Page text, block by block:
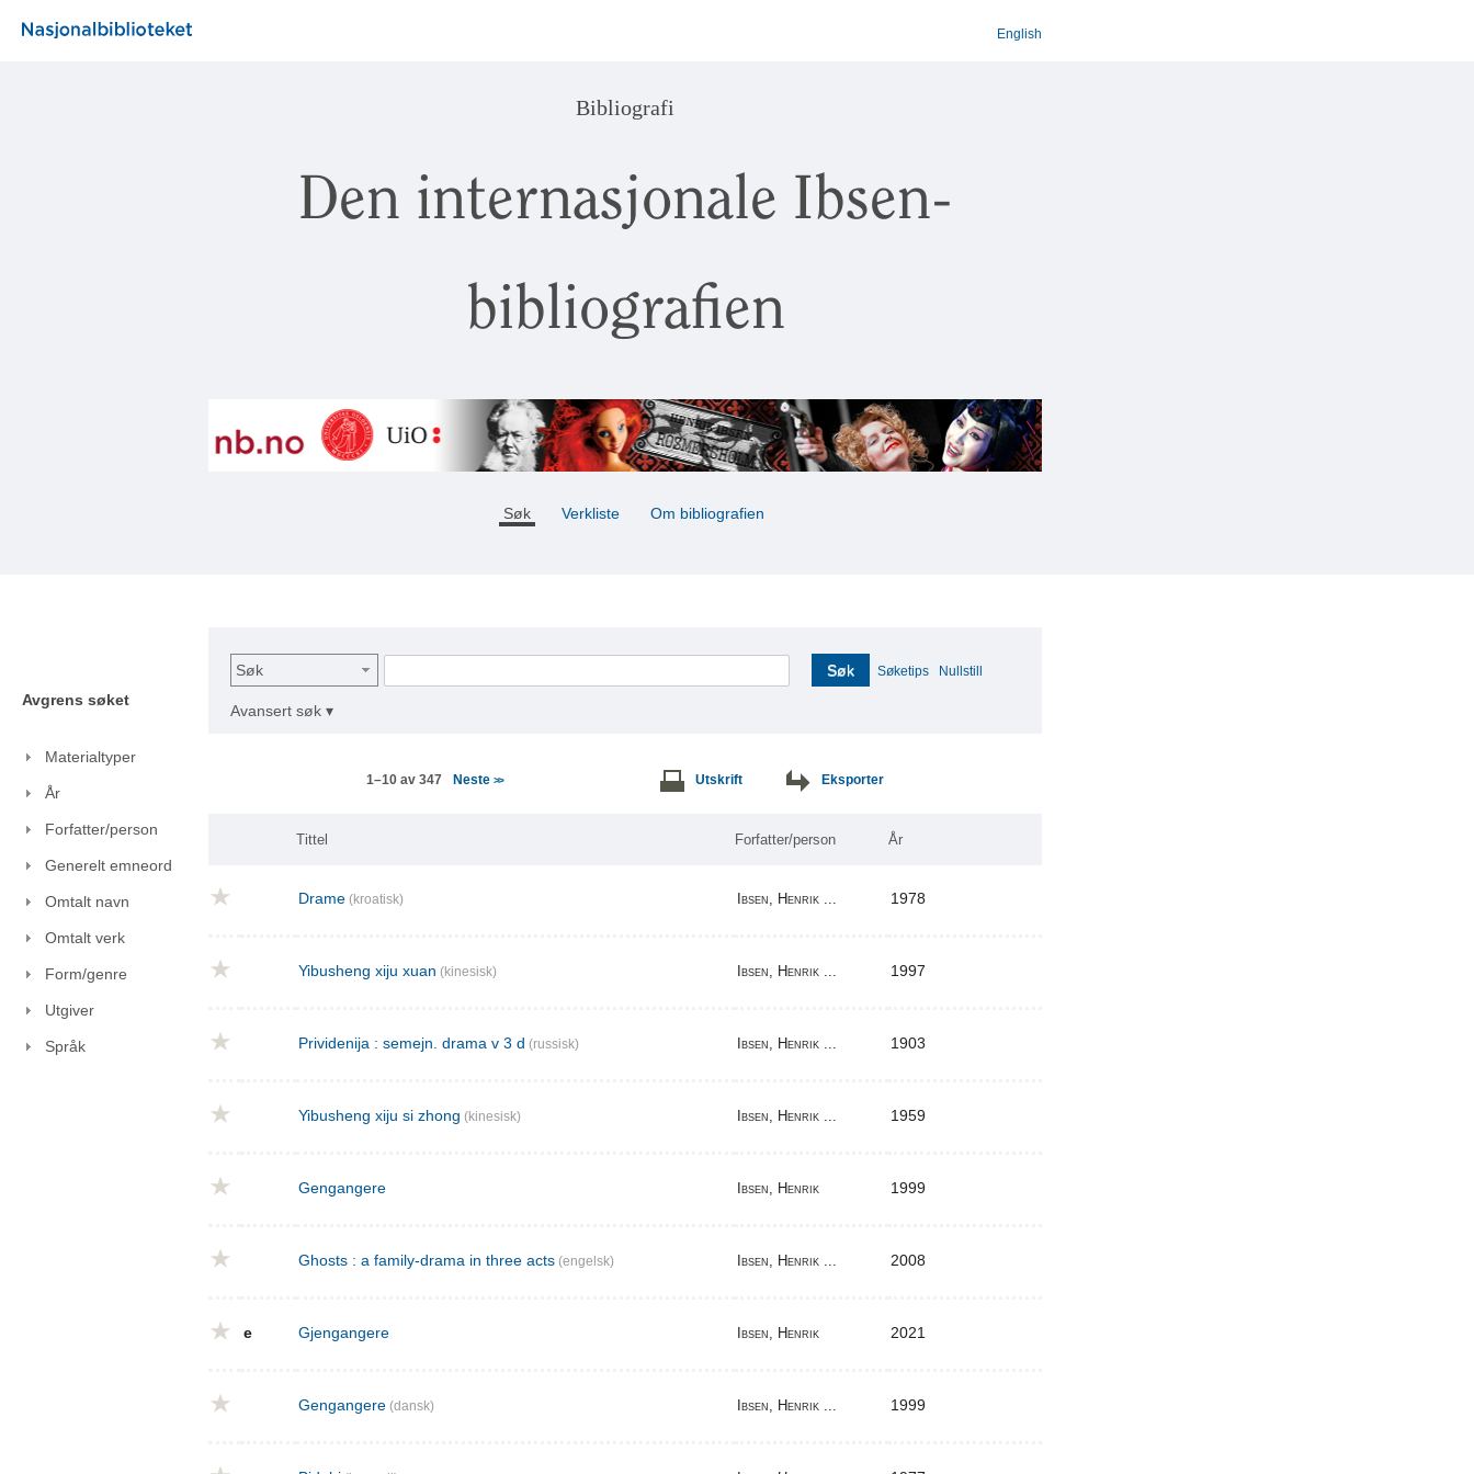
English
Bibliografi
Den internasjonale Ibsen-
bibliografien
Søk Verkliste Om bibliografien
Avgrens søket
Materialtyper
År
Forfatter/person
Generelt emneord
Omtalt navn
Omtalt verk
Form/genre
Utgiver
Språk
Søk Søk Søketips Nullstill
Avansert søk ▾
1–10 av 347 Neste >> Utskrift Eksporter
Tittel Forfatter/person År
Drame (kroatisk) Ibsen, Henrik ... 1978
Yibusheng xiju xuan (kinesisk) Ibsen, Henrik ... 1997
Prividenija : semejn. drama v 3 d (russisk) Ibsen, Henrik ... 1903
Yibusheng xiju si zhong (kinesisk) Ibsen, Henrik ... 1959
Gengangere Ibsen, Henrik 1999
Ghosts : a family-drama in three acts (engelsk) Ibsen, Henrik ... 2008
e Gjengangere Ibsen, Henrik 2021
Gengangere (dansk) Ibsen, Henrik ... 1999